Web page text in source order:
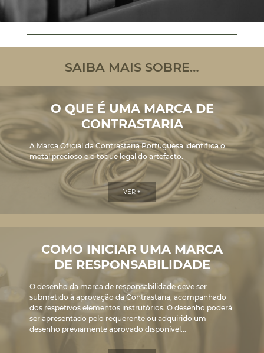
SAIBA MAIS SOBRE…
O QUE É UMA MARCA DE
CONTRASTARIA
A Marca Oficial da Contrastaria Portuguesa identifica o
metal precioso e o toque legal do artefacto.
VER +
COMO INICIAR UMA MARCA
DE RESPONSABILIDADE
O desenho da marca de responsabilidade deve ser
submetido à aprovação da Contrastaria, acompanhado
dos respetivos elementos instrutórios. O desenho poderá
ser apresentado pelo requerente ou adquirido um
desenho previamente aprovado disponível...